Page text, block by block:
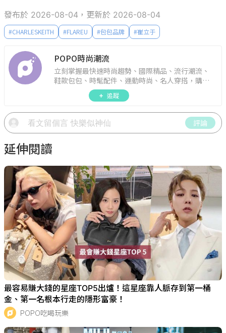
發布於 2026-08-04，更新於 2026-08-04
#CHARLESKEITH #FLAREU #包包品牌 #崔立于
POPO時尚潮流
立刻掌握最快速時尚趨勢、國際精品、流行潮流、
鞋款包包、時髦配件、運動時尚、名人穿搭，購物
追蹤
評論
延伸閱讀
最容易賺大錢的星座TOP5出爐！這星座靠人脈存到第一桶
金、第一名根本行走的隱形富豪！
POPO吃喝玩樂